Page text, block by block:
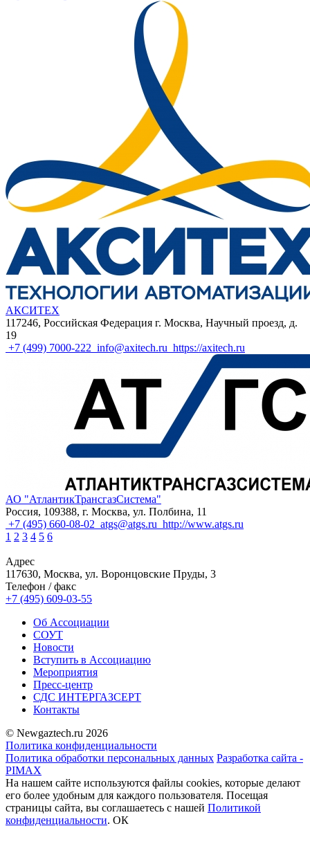
АКСИТЕХ
117246, Российская Федерация г. Москва, Научный проезд, д.
19
+7 (499) 7000-222 info@axitech.ru https://axitech.ru
АО "АтлантикТрансгазСистема"
Россия, 109388, г. Москва, ул. Полбина, 11
+7 (495) 660-08-02 atgs@atgs.ru http://www.atgs.ru
1 2 3 4 5 6
Адрес
117630, Москва, ул. Воронцовские Пруды, 3
Телефон / факс
+7 (495) 609-03-55
Об Ассоциации
СОУТ
Новости
Вступить в Ассоциацию
Мероприятия
Пресс-центр
СДС ИНТЕРГАЗСЕРТ
Контакты
© Newgaztech.ru 2026
Политика конфиденциальности
Политика обработки персональных данных Разработка сайта -
PIMAX
На нашем сайте используются файлы cookies, которые делают
его более удобным для каждого пользователя. Посещая
страницы сайта, вы соглашаетесь c нашей Политикой
конфиденциальности. ОК